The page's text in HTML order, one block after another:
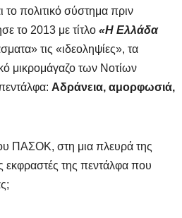
το πολιτικό σύστημα πριν
το 2013 με τίτλο «Η Ελλάδα
τις «ιδεοληψίες», τα
μικρομάγαζο των Νοτίων
Αδράνεια, αμορφωσιά,
ΠΑΣΟΚ, στη μια πλευρά της
εκφραστές της πεντάλφα που